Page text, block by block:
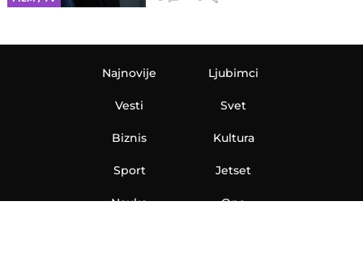
Najnovije
Vesti
Biznis
Sport
Nauka
Ljubimci
Svet
Kultura
Jetset
Ona